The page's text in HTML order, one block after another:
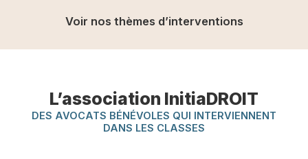
Voir nos thèmes d’interventions
L’association InitiaDROIT
DES AVOCATS BÉNÉVOLES QUI INTERVIENNENT
DANS LES CLASSES